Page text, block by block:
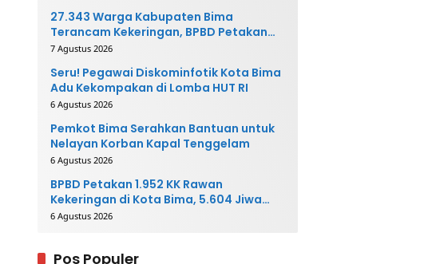
27.343 Warga Kabupaten Bima
Terancam Kekeringan, BPBD Petakan
40 Desa Rawan
7 Agustus 2026
Seru! Pegawai Diskominfotik Kota Bima
Adu Kekompakan di Lomba HUT RI
6 Agustus 2026
Pemkot Bima Serahkan Bantuan untuk
Nelayan Korban Kapal Tenggelam
6 Agustus 2026
BPBD Petakan 1.952 KK Rawan
Kekeringan di Kota Bima, 5.604 Jiwa
Berpotensi Terdampak
6 Agustus 2026
Pos Populer